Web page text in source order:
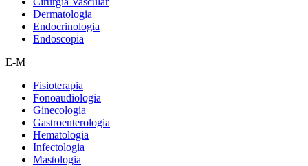
Dermatologia
Endocrinologia
Endoscopia
E-M
Fisioterapia
Fonoaudiologia
Ginecologia
Gastroenterologia
Hematologia
Infectologia
Mastologia